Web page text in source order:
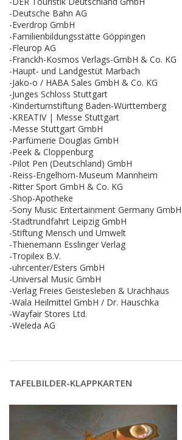
-Deutsche Bahn AG
-Everdrop GmbH
-Familienbildungsstätte Göppingen
-Fleurop AG
-Franckh-Kosmos Verlags-GmbH & Co. KG
-Haupt- und Landgestüt Marbach
-Jako-o / HABA Sales GmbH & Co. KG
-Junges Schloss Stuttgart
-Kinderturnstiftung Baden-Württemberg
-KREATIV | Messe Stuttgart
-Messe Stuttgart GmbH
-Parfümerie Douglas GmbH
-Peek & Cloppenburg
-Pilot Pen (Deutschland) GmbH
-Reiss-Engelhorn-Museum Mannheim
-Ritter Sport GmbH & Co. KG
-Shop-Apotheke
-Sony Music Entertainment Germany GmbH
-Stadtrundfahrt Leipzig GmbH
-Stiftung Mensch und Umwelt
-Thienemann Esslinger Verlag
-Tropilex B.V.
-uhrcenter/Esters GmbH
-Universal Music GmbH
-Verlag Freies Geistesleben & Urachhaus
-Wala Heilmittel GmbH / Dr. Hauschka
-Wayfair Stores Ltd.
-Weleda AG
TAFELBILDER-KLAPPKARTEN